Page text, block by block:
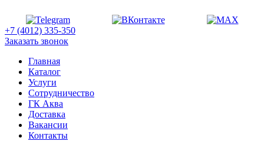
+7 (4012) 335-350
Заказать звонок
Главная
Каталог
Услуги
Сотрудничество
ГК Аква
Доставка
Вакансии
Контакты